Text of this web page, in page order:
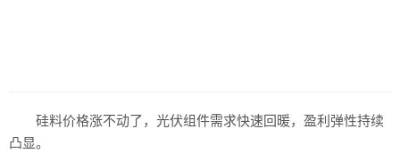
硅料价格涨不动了，光伏组件需求快速回暖，盈利弹性持续
凸显。